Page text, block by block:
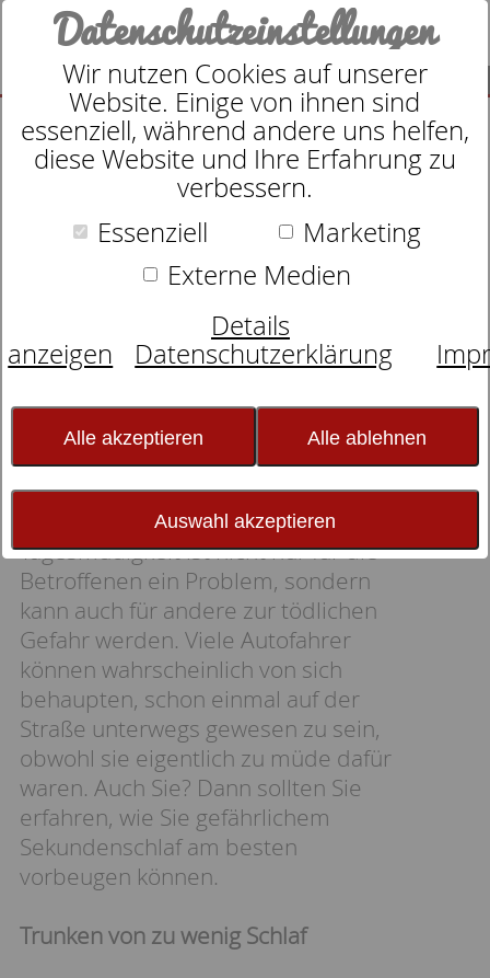
SUCHE
Datenschutzeinstellungen
Wir nutzen Cookies auf unserer
Website. Einige von ihnen sind
essenziell, während andere uns helfen,
diese Website und Ihre Erfahrung zu
verbessern.
Essenziell
Marketing
Externe Medien
Details
anzeigen
Datenschutzerklärung
Alle akzeptieren Alle ablehnen
Auswahl akzeptieren
Schlafexperten-Tipps:
Schlafwissen für
erholsame Nächte
Wenn Müdigkeit gefährlich wird
Tagesmüdigkeit ist nicht nur für die
Betroffenen ein Problem, sondern
kann auch für andere zur tödlichen
Gefahr werden. Viele Autofahrer
können wahrscheinlich von sich
behaupten, schon einmal auf der
Straße unterwegs gewesen zu sein,
obwohl sie eigentlich zu müde dafür
waren. Auch Sie? Dann sollten Sie
erfahren, wie Sie gefährlichem
Sekundenschlaf am besten
vorbeugen können.
Trunken von zu wenig Schlaf